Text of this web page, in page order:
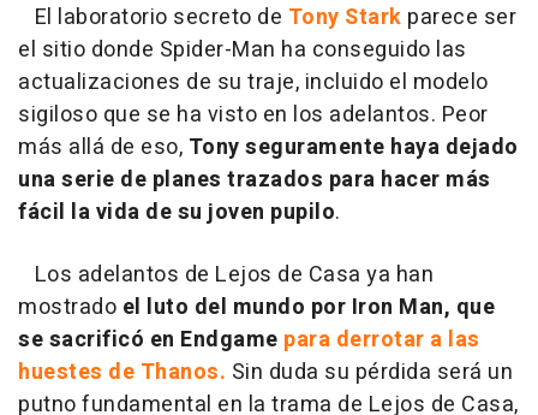
El laboratorio secreto de Tony Stark parece ser
el sitio donde Spider-Man ha conseguido las
actualizaciones de su traje, incluido el modelo
sigiloso que se ha visto en los adelantos. Peor
más allá de eso, Tony seguramente haya dejado
una serie de planes trazados para hacer más
fácil la vida de su joven pupilo.
Los adelantos de Lejos de Casa ya han
mostrado el luto del mundo por Iron Man, que
se sacrificó en Endgame para derrotar a las
huestes de Thanos. Sin duda su pérdida será un
putno fundamental en la trama de Lejos de Casa,